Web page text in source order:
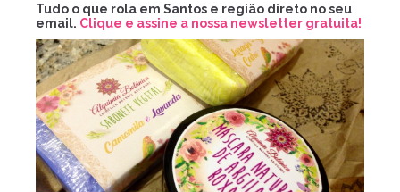
Tudo o que rola em Santos e região direto no seu
email. Clique e assine a nossa newsletter gratuita!